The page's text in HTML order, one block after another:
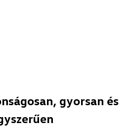
gyorsan és